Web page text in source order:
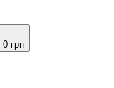
0 грн